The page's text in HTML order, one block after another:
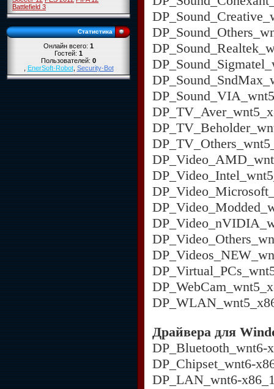
Battlefield 3
Статистика
Онлайн всего:1
Гостей:1
Пользователей:0
,EnerSoft-Robot,Security-Bot
Драйвера для
DP_Bluetooth_wnt6-
DP_Chipset_wnt6-
DP_LAN_wnt6-